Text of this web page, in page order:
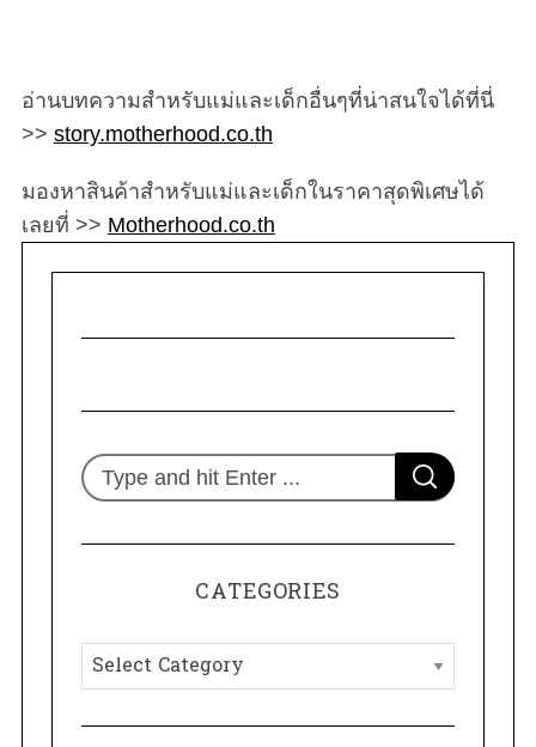
อ่านบทความสำหรับแม่และเด็กอื่นๆที่น่าสนใจได้ที่นี่
>> story.motherhood.co.th
มองหาสินค้าสำหรับแม่และเด็กในราคาสุดพิเศษได้
เลยที่ >> Motherhood.co.th
S
e
r
S
E
C
CATEGORIES
C
a
t